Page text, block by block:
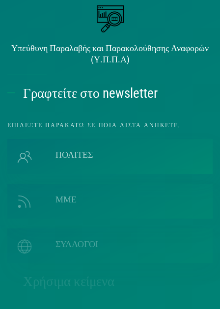
Υπεύθυνη Παραλαβής και Παρακολούθησης Αναφορών
(Υ.Π.Π.Α)
Γραφτείτε στο newsletter
ΕΠΙΛΈΞΤΕ ΠΑΡΑΚΆΤΩ ΣΕ ΠΟΙΑ ΛΊΣΤΑ ΑΝΉΚΕΤΕ.
ΠΟΛΙΤΕΣ
ΜΜΕ
ΣΥΛΛΟΓΟΙ
Χρήσιμα κείμενα